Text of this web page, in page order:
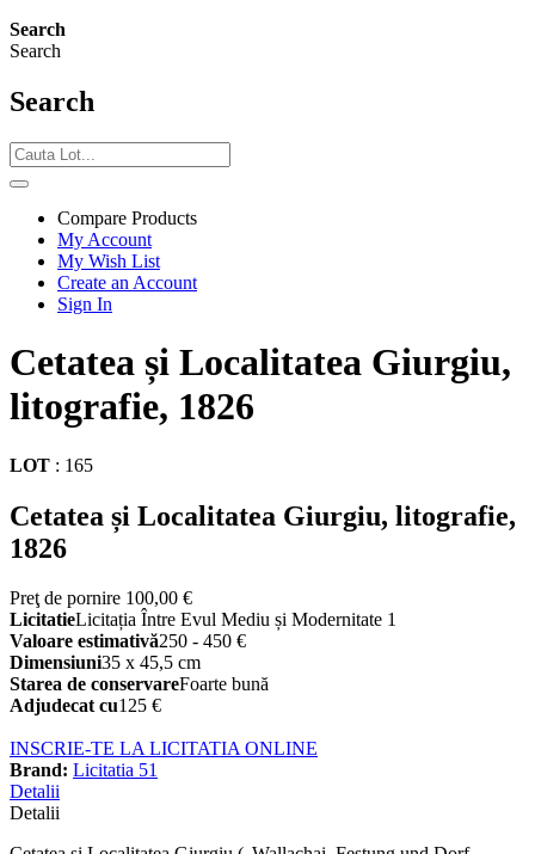
Search
Search
Search
Compare Products
My Account
My Wish List
Create an Account
Sign In
Cetatea și Localitatea Giurgiu,
litografie, 1826
LOT : 165
Cetatea și Localitatea Giurgiu, litografie,
1826
Preţ de pornire 100,00 €
LicitatieLicitația Între Evul Mediu și Modernitate 1
Valoare estimativă250 - 450 €
Dimensiuni35 x 45,5 cm
Starea de conservareFoarte bună
Adjudecat cu125 €
INSCRIE-TE LA LICITATIA ONLINE
Brand: Licitatia 51
Detalii
Detalii